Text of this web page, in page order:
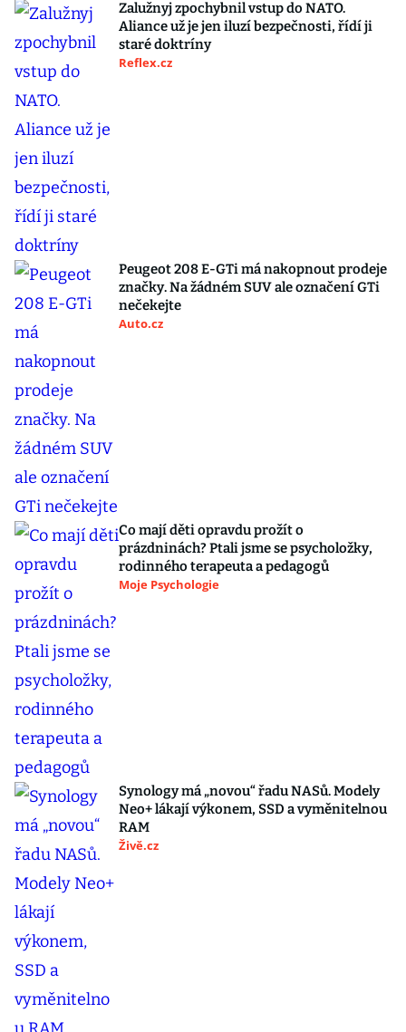
Zalužnyj zpochybnil vstup do NATO.
Aliance už je jen iluzí bezpečnosti, řídí ji
staré doktríny
Reflex.cz
Peugeot 208 E-GTi má nakopnout prodeje
značky. Na žádném SUV ale označení GTi
nečekejte
Auto.cz
Co mají děti opravdu prožít o
prázdninách? Ptali jsme se psycholožky,
rodinného terapeuta a pedagogů
Moje Psychologie
Synology má „novou“ řadu NASů. Modely
Neo+ lákají výkonem, SSD a vyměnitelnou
RAM
Živě.cz